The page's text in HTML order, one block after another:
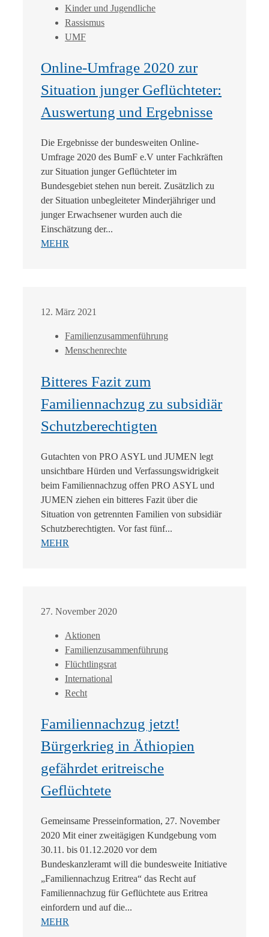
Kinder und Jugendliche
Rassismus
UMF
Online-Umfrage 2020 zur
Situation junger Geflüchteter:
Auswertung und Ergebnisse
Die Ergebnisse der bundesweiten Online-
Umfrage 2020 des BumF e.V unter Fachkräften
zur Situation junger Geflüchteter im
Bundesgebiet stehen nun bereit. Zusätzlich zu
der Situation unbegleiteter Minderjähriger und
junger Erwachsener wurden auch die
Einschätzung der...
MEHR
12. März 2021
Familienzusammenführung
Menschenrechte
Bitteres Fazit zum
Familiennachzug zu subsidiär
Schutzberechtigten
Gutachten von PRO ASYL und JUMEN legt
unsichtbare Hürden und Verfassungswidrigkeit
beim Familiennachzug offen PRO ASYL und
JUMEN ziehen ein bitteres Fazit über die
Situation von getrennten Familien von subsidiär
Schutzberechtigten. Vor fast fünf...
MEHR
27. November 2020
Aktionen
Familienzusammenführung
Flüchtlingsrat
International
Recht
Familiennachzug jetzt!
Bürgerkrieg in Äthiopien
gefährdet eritreische
Geflüchtete
Gemeinsame Presseinformation, 27. November
2020 Mit einer zweitägigen Kundgebung vom
30.11. bis 01.12.2020 vor dem
Bundeskanzleramt will die bundesweite Initiative
„Familiennachzug Eritrea“ das Recht auf
Familiennachzug für Geflüchtete aus Eritrea
einfordern und auf die...
MEHR